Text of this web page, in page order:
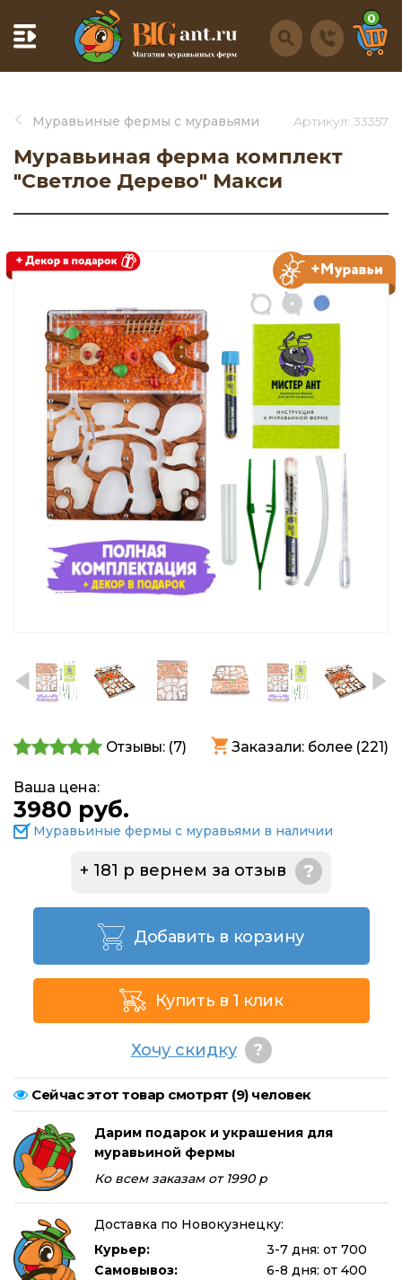
0
Муравьиные фермы с муравьями
Муравьиная ферма комплект
"Светлое Дерево" Макси
Артикул: 33357
Отзывы: (7) Заказали: более (221)
Ваша цена:
3980 руб.
Муравьиные фермы с муравьями в наличии
+ 181 р вернем за отзыв ?
Добавить в корзину
Купить в 1 клик
Хочу скидку ?
Сейчас этот товар смотрят (9) человек
Дарим подарок и украшения для
муравьиной фермы
Ко всем заказам от 1990 р
Доставка по Новокузнецку:
Курьер:
3-7 дня: от 700
Самовывоз:
6-8 дня: от 400